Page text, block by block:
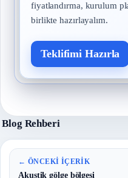
fiyatlandırma, kurulum
birlikte hazırlayalım.
Teklifimi Hazırla
Blog Rehberi
← ÖNCEKI İÇERIK
Akustik gölge bölgesi